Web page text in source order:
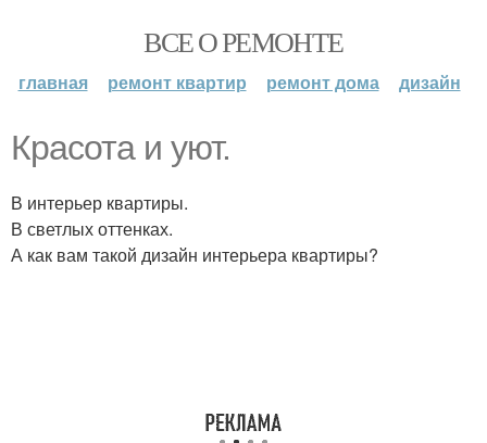
ВСЕ О РЕМОНТЕ
главная ремонт квартир ремонт дома дизайн
Красота и уют.
В интерьер квартиры.
В светлых оттенках.
А как вам такой дизайн интерьера квартиры?